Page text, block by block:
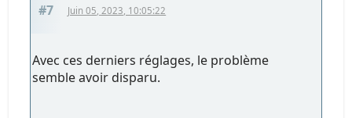
#7 Juin 05, 2023, 10:05:22
Avec ces derniers réglages, le problème
semble avoir disparu.